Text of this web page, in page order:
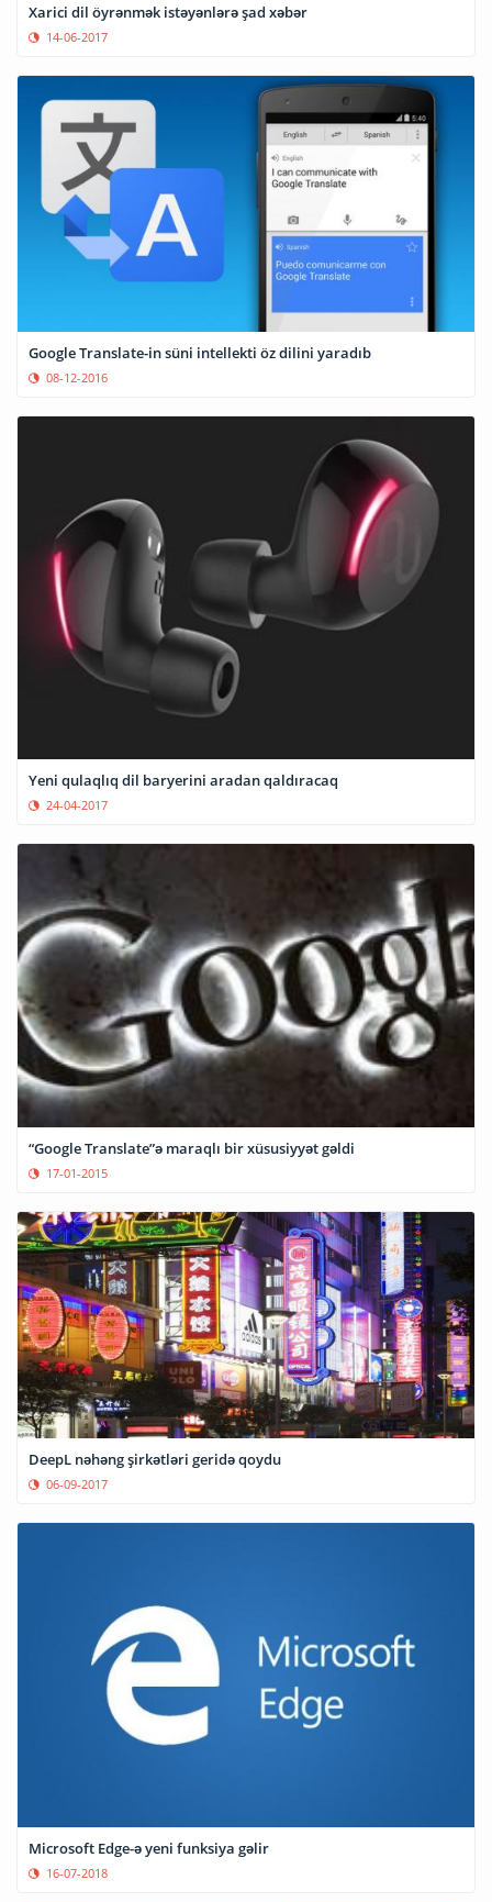
Xarici dil öyrənmək istəyənlərə şad xəbər
14-06-2017
Google Translate-in süni intellekti öz dilini yaradıb
08-12-2016
Yeni qulaqlıq dil baryerini aradan qaldıracaq
24-04-2017
“Google Translate”ə maraqlı bir xüsusiyyət gəldi
17-01-2015
DeepL nəhəng şirkətləri geridə qoydu
06-09-2017
Microsoft Edge-ə yeni funksiya gəlir
16-07-2018